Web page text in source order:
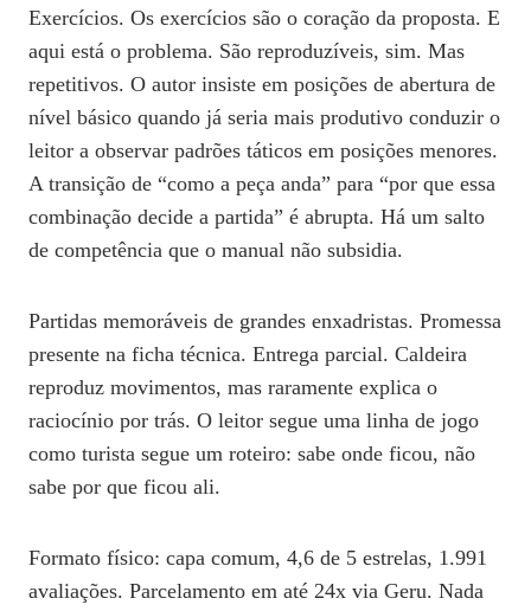
Exercícios. Os exercícios são o coração da proposta. E
aqui está o problema. São reproduzíveis, sim. Mas
repetitivos. O autor insiste em posições de abertura de
nível básico quando já seria mais produtivo conduzir o
leitor a observar padrões táticos em posições menores.
A transição de “como a peça anda” para “por que essa
combinação decide a partida” é abrupta. Há um salto
de competência que o manual não subsidia.
Partidas memoráveis de grandes enxadristas. Promessa
presente na ficha técnica. Entrega parcial. Caldeira
reproduz movimentos, mas raramente explica o
raciocínio por trás. O leitor segue uma linha de jogo
como turista segue um roteiro: sabe onde ficou, não
sabe por que ficou ali.
Formato físico: capa comum, 4,6 de 5 estrelas, 1.991
avaliações. Parcelamento em até 24x via Geru. Nada